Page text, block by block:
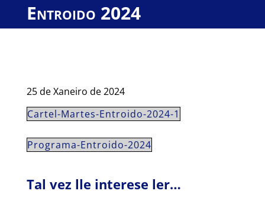
Entroido 2024
25 de Xaneiro de 2024
Cartel-Martes-Entroido-2024-1
Programa-Entroido-2024
Tal vez lle interese ler…